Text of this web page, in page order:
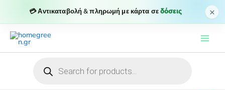
💳 Αντικαταβολή & πληρωμή με κάρτα σεδόσεις ×
Μετάβαση
στο
περιεχόμενο
search